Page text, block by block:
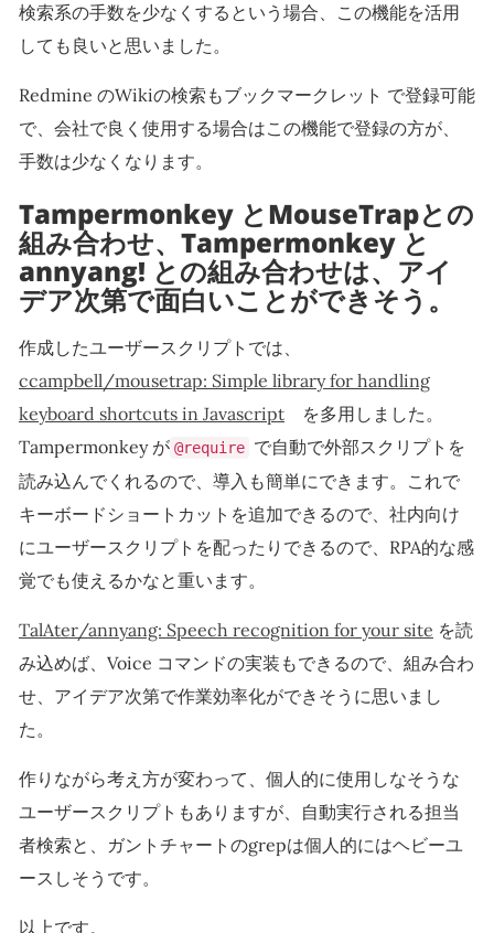
検索系の手数を少なくするという場合、この機能を活用
しても良いと思いました。
Redmine のWikiの検索もブックマークレット で登録可能
で、会社で良く使用する場合はこの機能で登録の方が、
手数は少なくなります。
Tampermonkey とMouseTrapとの
組み合わせ、Tampermonkey と
annyang! との組み合わせは、アイ
デア次第で面白いことができそう。
作成したユーザースクリプトでは、
ccampbell/mousetrap: Simple library for handling
keyboard shortcuts in Javascript を多用しました。
Tampermonkey が @require で自動で外部スクリプトを
読み込んでくれるので、導入も簡単にできます。これで
キーボードショートカットを追加できるので、社内向け
にユーザースクリプトを配ったりできるので、RPA的な感
覚でも使えるかなと重います。
TalAter/annyang: Speech recognition for your site を読
み込めば、Voice コマンドの実装もできるので、組み合わ
せ、アイデア次第で作業効率化ができそうに思いまし
た。
作りながら考え方が変わって、個人的に使用しなそうな
ユーザースクリプトもありますが、自動実行される担当
者検索と、ガントチャートのgrepは個人的にはヘビーユ
ースしそうです。
以上です。